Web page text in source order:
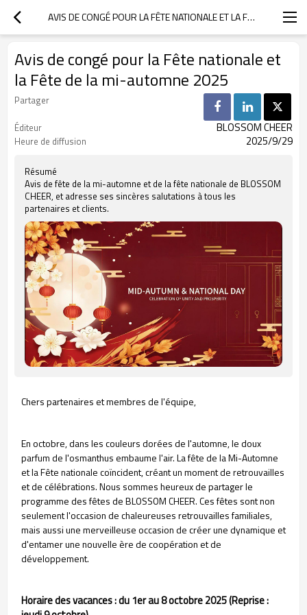
AVIS DE CONGÉ POUR LA FÊTE NATIONALE ET LA FÊTE DE LA MI-AUTOMNE 2025
Avis de congé pour la Fête nationale et
la Fête de la mi-automne 2025
Partager
Éditeur
BLOSSOM CHEER
Heure de diffusion 2025/9/29
Résumé
Avis de fête de la mi-automne et de la fête nationale de BLOSSOM
CHEER, et adresse ses sincères salutations à tous les
partenaires et clients.
Chers partenaires et membres de l'équipe,
En octobre, dans les couleurs dorées de l'automne, le doux
parfum de l'osmanthus embaume l'air. La fête de la Mi-Automne
et la Fête nationale coïncident, créant un moment de retrouvailles
et de célébrations. Nous sommes heureux de partager le
programme des fêtes de BLOSSOM CHEER. Ces fêtes sont non
seulement l'occasion de chaleureuses retrouvailles familiales,
mais aussi une merveilleuse occasion de créer une dynamique et
d'entamer une nouvelle ère de coopération et de
développement.
Horaire des vacances : du 1er au 8 octobre 2025 (Reprise :